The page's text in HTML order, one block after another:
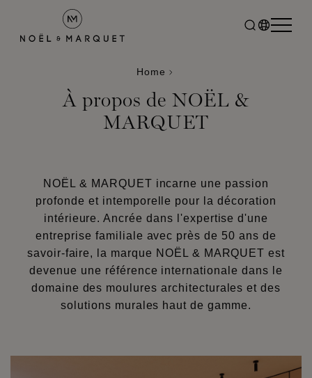
Home
À propos de NOËL &
MARQUET
NOËL & MARQUET incarne une passion
profonde et intemporelle pour la décoration
intérieure. Ancrée dans l'expertise d'une
entreprise familiale avec près de 50 ans de
savoir-faire, la marque NOËL & MARQUET est
devenue une référence internationale dans le
domaine des moulures architecturales et des
solutions murales haut de gamme.